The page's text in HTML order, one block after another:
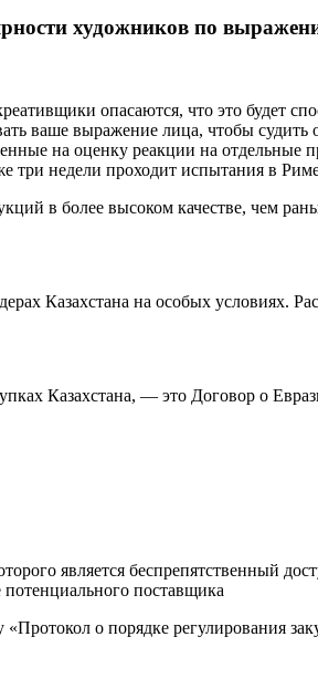
художников по
опасаются, что это будет
ваше выражение лица, чтобы
на оценку реакции на отдельные
три недели проходит испытания в
в более высоком качестве, чем
Казахстана на особых условиях.
Казахстана, — это Договор о
является беспрепятственный
поставщика
о порядке регулирования